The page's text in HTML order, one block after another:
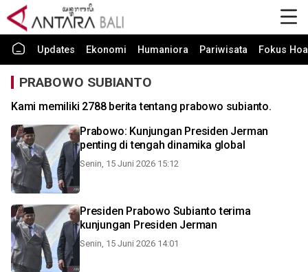
Updates Ekonomi Humaniora Pariwisata Fokus
PRABOWO SUBIANTO
Kami memiliki 2788 berita tentang prabowo subianto.
Prabowo: Kunjungan Presiden Jerman
penting di tengah dinamika global
Senin, 15 Juni 2026 15:12
Presiden Prabowo Subianto terima
kunjungan Presiden Jerman
Senin, 15 Juni 2026 14:01